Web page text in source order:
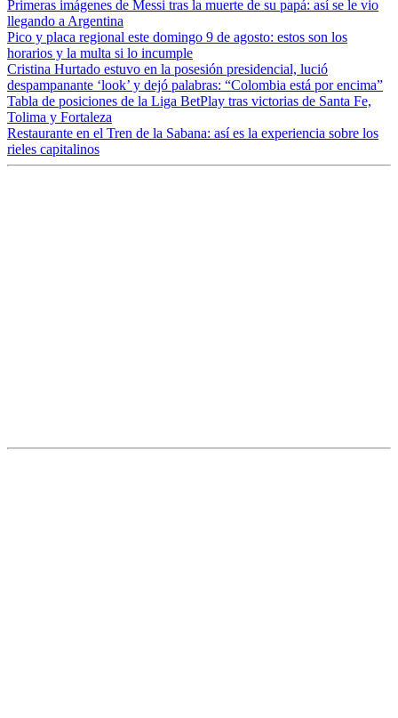
Primeras imágenes de Messi tras la muerte de su papá: así se le vio
llegando a Argentina
Pico y placa regional este domingo 9 de agosto: estos son los
horarios y la multa si lo incumple
Cristina Hurtado estuvo en la posesión presidencial, lució
despampanante ‘look’ y dejó palabras: “Colombia está por encima”
Tabla de posiciones de la Liga BetPlay tras victorias de Santa Fe,
Tolima y Fortaleza
Restaurante en el Tren de la Sabana: así es la experiencia sobre los
rieles capitalinos